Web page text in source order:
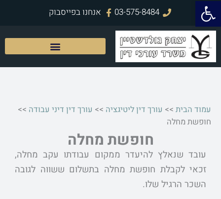
פתח סרגל נגישות
דילוג
לתוכן
03-575-8484 אנחנו בפייסבוק
עמוד הבית >> עורך דין ליטיגציה >> עורך דין דיני עבודה >>
חופשת מחלה
חופשת מחלה
עובד שנאלץ להיעדר ממקום עבודתו עקב מחלה,
זכאי לקבלת חופשת מחלה בתשלום ששווה לגובה
השכר הרגיל שלו.